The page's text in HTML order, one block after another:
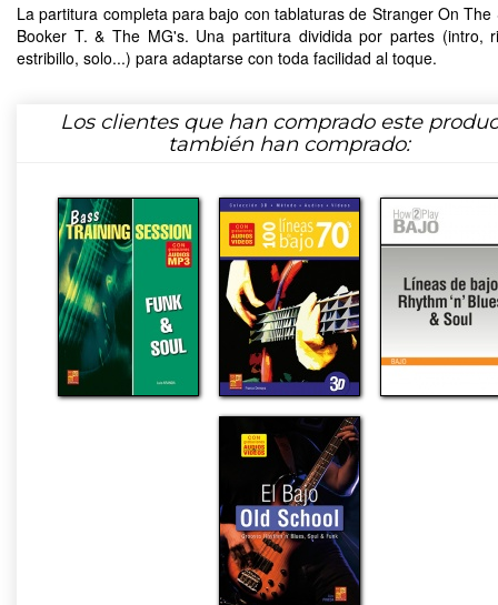
La partitura completa para bajo con tablaturas de Stranger On The
Booker T. & The MG's. Una partitura dividida por partes (intro,
estribillo, solo...) para adaptarse con toda facilidad al toque.
Los clientes que han comprado este
también han comprado: